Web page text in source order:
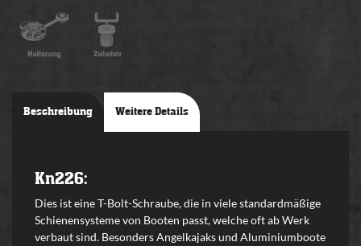
Beschreibung Weitere Details
Kn226:
Dies ist eine T-Bolt-Schraube, die in viele standardmäßige
Schienensysteme von Booten passt, welche oft ab Werk
verbaut sind. Besonders Angelkajaks und Aluminiumboote